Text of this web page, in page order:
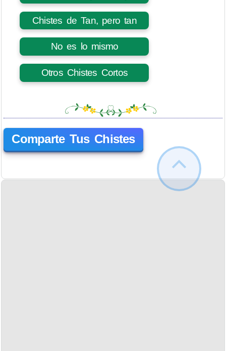
Chistes de Tan, pero tan
No es lo mismo
Otros Chistes Cortos
Comparte Tus Chistes